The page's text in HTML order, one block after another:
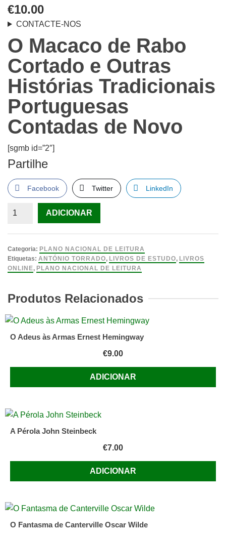
€10.00
CONTACTE-NOS
O Macaco de Rabo
Cortado e Outras
Histórias Tradicionais
Portuguesas
Contadas de Novo
[sgmb id=”2″]
Partilhe
Facebook Twitter LinkedIn
Quantidade
Macaco
de
Rabo
e
Histórias
Tradicionais
Novo
ADICIONAR
Categoria: PLANO NACIONAL DE LEITURA
Etiquetas: ANTÓNIO TORRADO, LIVROS DE ESTUDO, LIVROS
ONLINE, PLANO NACIONAL DE LEITURA
Produtos Relacionados
O Adeus às Armas Ernest Hemingway
€9.00
ADICIONAR
A Pérola John Steinbeck
€7.00
ADICIONAR
O Fantasma de Canterville Oscar Wilde